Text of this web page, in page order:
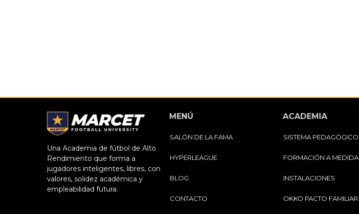
Una Academia de fútbol de Alto
Rendimiento que forma a
jugadores inteligentes, libres, con
valores, solidez académica y
empleabilidad futura.
MENÚ
SALÓN DE LA FAMA
HYPERLEAGUE
BLOG
CONTACTO
ACADEMIA
SISTEMA PEDAGÓGICO
FORMACIÓN A MEDIDA
INSTALACIONES
OKKO PACTO FAMILIAR